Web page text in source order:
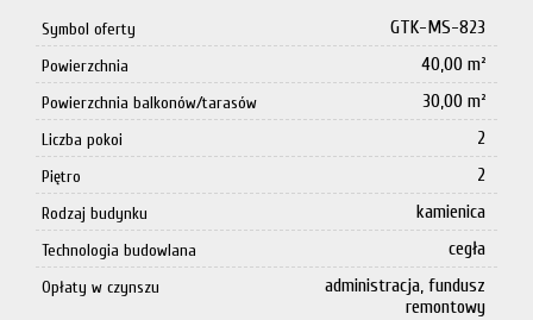
Symbol oferty GTK-MS-823
Powierzchnia 40,00 m²
Powierzchnia balkonów/tarasów 30,00 m²
Liczba pokoi 2
Piętro 2
Rodzaj budynku kamienica
Technologia budowlana cegła
Opłaty w czynszu
administracja, fundusz
remontowy